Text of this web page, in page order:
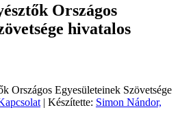
Országos
hivatalos
Országos Egyesületeinek Szövetsége
| Készítette: Simon Nándor,